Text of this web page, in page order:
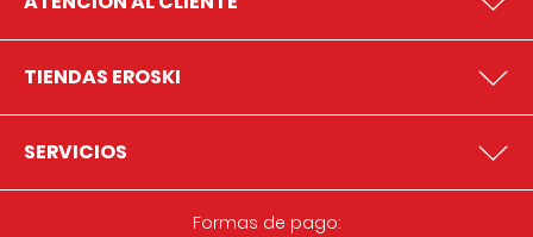
TIENDAS EROSKI
SERVICIOS
Formas de pago: